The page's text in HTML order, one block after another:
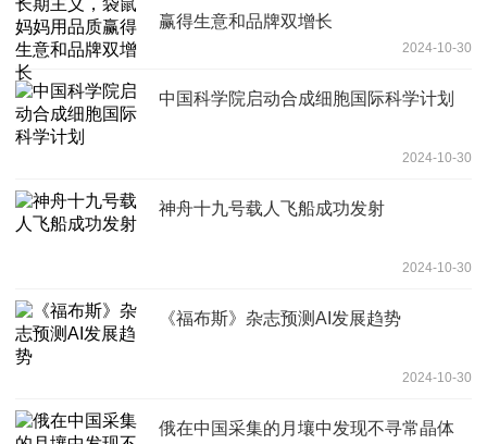
赢得生意和品牌双增长
2024-10-30
中国科学院启动合成细胞国际科学计划
2024-10-30
神舟十九号载人飞船成功发射
2024-10-30
《福布斯》杂志预测AI发展趋势
2024-10-30
俄在中国采集的月壤中发现不寻常晶体